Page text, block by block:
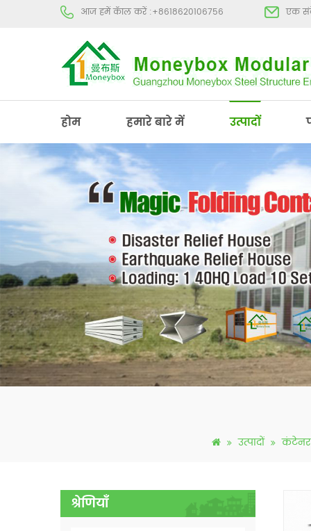
आज हमें कॅाल करें :+8618620106756 एक
होम हमारे बारे में उत्पादों
उत्पादों कंटेनर
श्रेणियाँ